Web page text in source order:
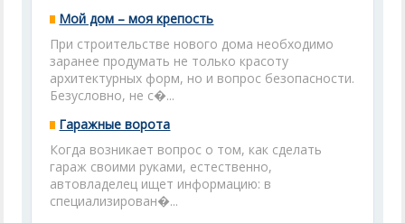
Мой дом – моя крепость
При строительстве нового дома необходимо
заранее продумать не только красоту
архитектурных форм, но и вопрос безопасности.
Безусловно, не с�...
Гаражные ворота
Когда возникает вопрос о том, как сделать
гараж своими руками, естественно,
автовладелец ищет информацию: в
специализирован�...